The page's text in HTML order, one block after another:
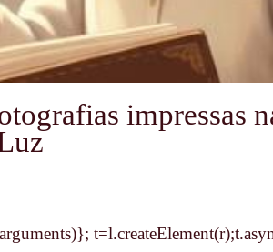
impressas